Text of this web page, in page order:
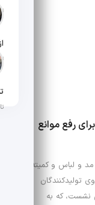
رفع موانع
و لباس و کمیته
تولیدکنندگان
نشست، که به